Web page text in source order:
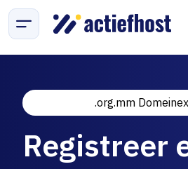
.org.mm
Registreer